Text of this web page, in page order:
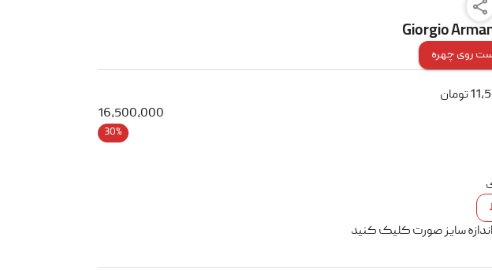
Giorgio
روی چهره
تومان
16,500,000
30%
سایز صورت کلیک کنید